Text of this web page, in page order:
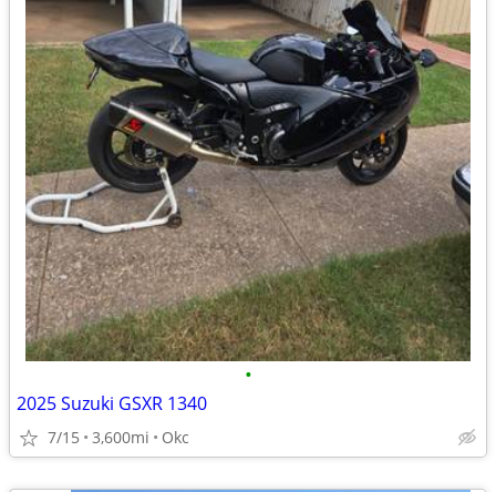
•
2025 Suzuki GSXR 1340
7/15 3,600mi Okc